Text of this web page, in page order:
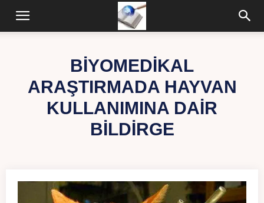
BIYOMEDIKAL
ARAŞTIRMADA HAYVAN
KULLANIMINA DAIR
BILDIRGE